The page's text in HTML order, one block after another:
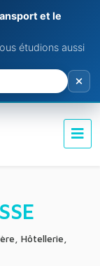
et le
étudions aussi
Hôtellerie,